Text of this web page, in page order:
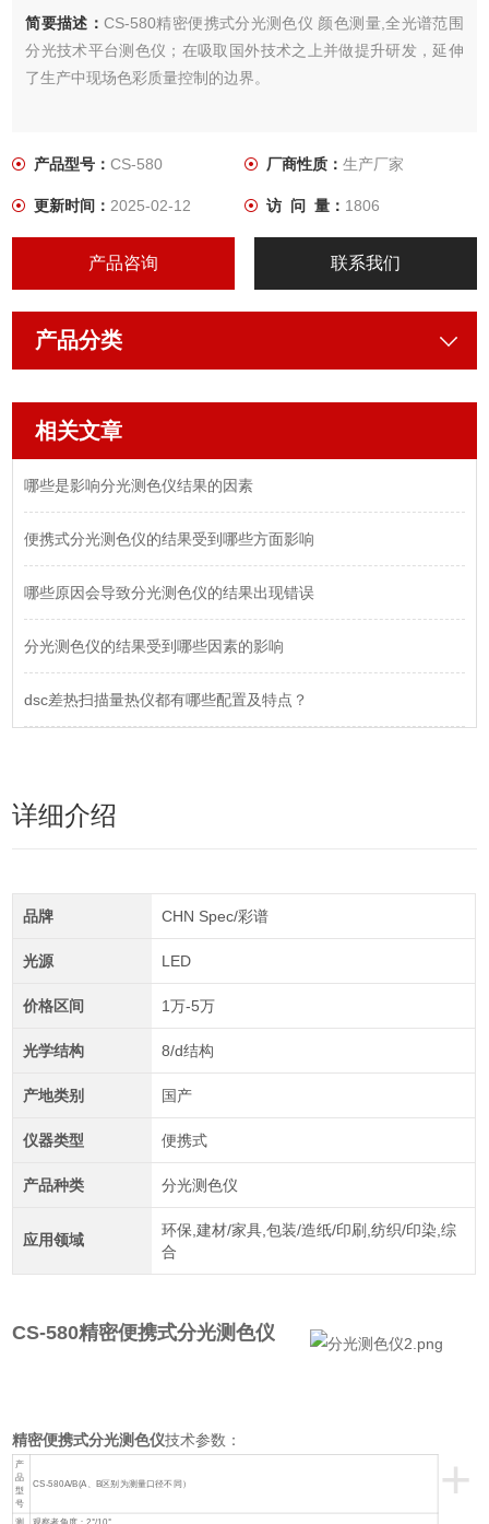
简要描述：CS-580精密便携式分光测色仪 颜色测量,全光谱范围
分光技术平台测色仪；在吸取国外技术之上并做提升研发，延伸
了生产中现场色彩质量控制的边界。
产品型号：CS-580 厂商性质： 生产厂家
更新时间：2025-02-12 访 问 量： 1806
产品咨询 联系我们
产品分类
相关文章
哪些是影响分光测色仪结果的因素
便携式分光测色仪的结果受到哪些方面影响
哪些原因会导致分光测色仪的结果出现错误
分光测色仪的结果受到哪些因素的影响
dsc差热扫描量热仪都有哪些配置及特点？
详细介绍
品牌 CHN Spec/彩谱
光源 LED
价格区间 1万-5万
光学结构 8/d结构
产地类别 国产
仪器类型 便携式
产品种类 分光测色仪
应用领域
环保,建材/家具,包装/造纸/印刷,纺织/印染,综
合
CS-580精密便携式分光测色仪
精密便携式分光测色仪技术参数：
+
产
品
型
号
CS-580A/B(A、B区别为测量口径不同）